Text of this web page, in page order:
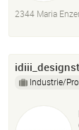
2344 Maria
Industrie/